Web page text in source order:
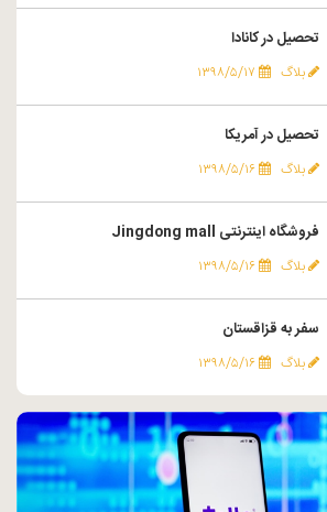
تحصیل در کانادا
بلاگ ۱۳۹۸/۵/۱۷
تحصیل در آمریکا
بلاگ ۱۳۹۸/۵/۱۶
فروشگاه اینترنتی Jingdong mall
بلاگ ۱۳۹۸/۵/۱۶
سفر به قزاقستان
بلاگ ۱۳۹۸/۵/۱۶